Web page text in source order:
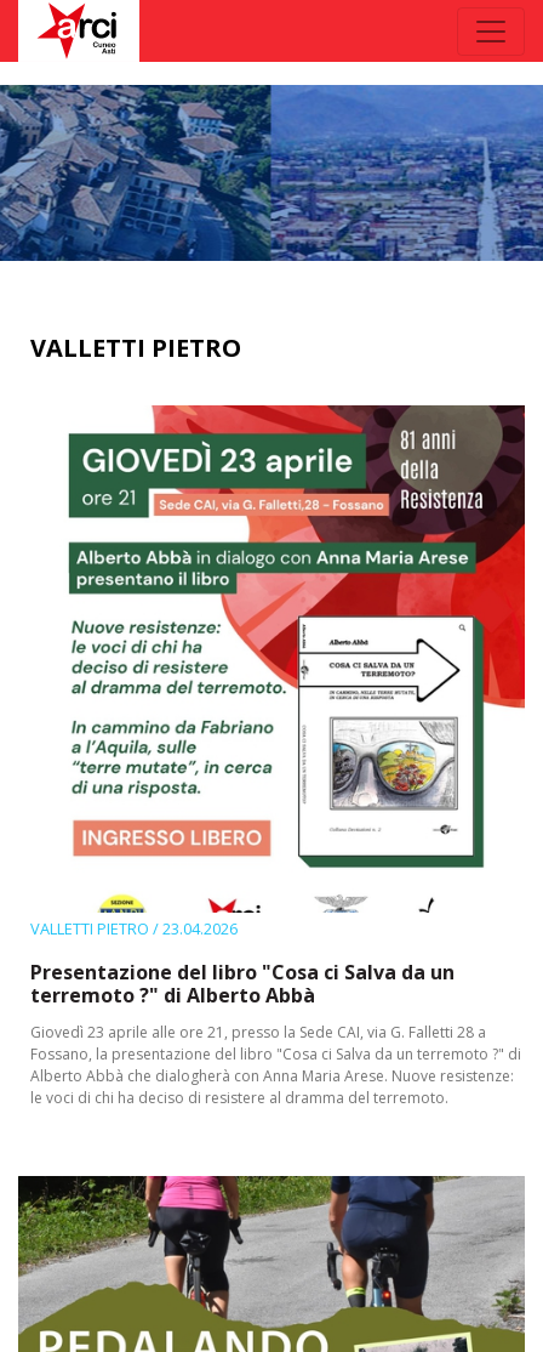
VALLETTI PIETRO
VALLETTI PIETRO / 23.04.2026
Presentazione del libro "Cosa ci Salva da un
terremoto ?" di Alberto Abbà
Giovedì 23 aprile alle ore 21, presso la Sede CAI, via G. Falletti 28 a
Fossano, la presentazione del libro "Cosa ci Salva da un terremoto ?" di
Alberto Abbà che dialogherà con Anna Maria Arese. Nuove resistenze:
le voci di chi ha deciso di resistere al dramma del terremoto.